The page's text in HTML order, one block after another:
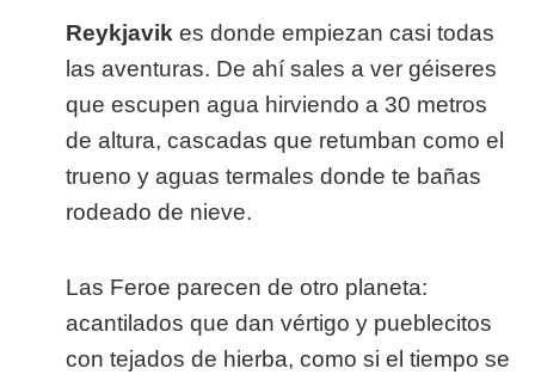
Reykjavik es donde empiezan casi todas
las aventuras. De ahí sales a ver géiseres
que escupen agua hirviendo a 30 metros
de altura, cascadas que retumban como el
trueno y aguas termales donde te bañas
rodeado de nieve.
Las Feroe parecen de otro planeta:
acantilados que dan vértigo y pueblecitos
con tejados de hierba, como si el tiempo se